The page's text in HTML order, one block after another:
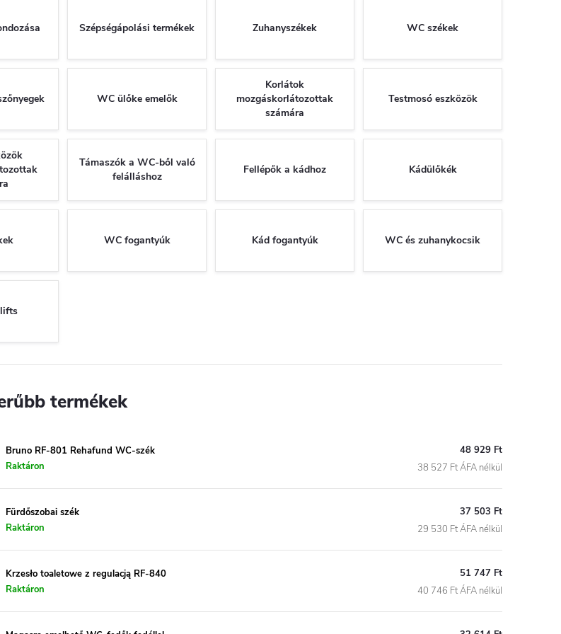
Szépségápolási termékek Zuhanyszékek WC székek
WC ülőke emelők
Korlátok
mozgáskorlátozottak
számára
Testmosó eszközök
Támaszók a WC-ből való
felálláshoz
Fellépők a kádhoz Kádülőkék
WC fogantyúk Kád fogantyúk WC és zuhanykocsik
termékek
Bruno RF-801 Rehafund WC-szék
Raktáron
48 929 Ft
38 527 Ft ÁFA nélkül
Fürdőszobai szék
Raktáron
37 503 Ft
29 530 Ft ÁFA nélkül
Krzesło toaletowe z regulacją RF-840
Raktáron
51 747 Ft
40 746 Ft ÁFA nélkül